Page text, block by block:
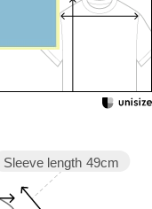
Sleeve length 49cm